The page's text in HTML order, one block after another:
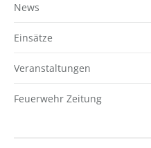
News
Einsätze
Veranstaltungen
Feuerwehr Zeitung